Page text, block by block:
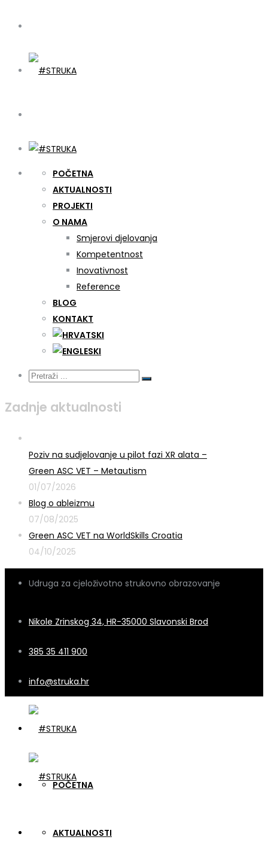
POČETNA
AKTUALNOSTI
PROJEKTI
O NAMA
Smjerovi djelovanja
Kompetentnost
Inovativnost
Reference
BLOG
KONTAKT
Zadnje aktualnosti
Poziv na sudjelovanje u pilot fazi XR alata –
Green ASC VET – Metautism
01/07/2026
Blog o ableizmu
07/08/2025
Green ASC VET na WorldSkills Croatia
04/10/2025
Udruga za cjeloživotno strukovno obrazovanje
Nikole Zrinskog 34, HR-35000 Slavonski Brod
385 35 411 900
info@struka.hr
POČETNA
AKTUALNOSTI